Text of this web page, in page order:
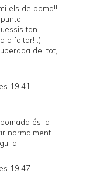
els de poma!!
tan
a faltar! :)
del tot,
19:41
és la
normalment
a
19:47